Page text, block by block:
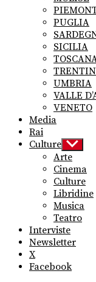
PUGLIA
SICILIA
UMBRIA
VALLE
VENETO
Media
Rai
Culture Show
sub
menu
Arte
Cinema
Culture
Libridine
Musica
Teatro
Interviste
Newsletter
X
Facebook